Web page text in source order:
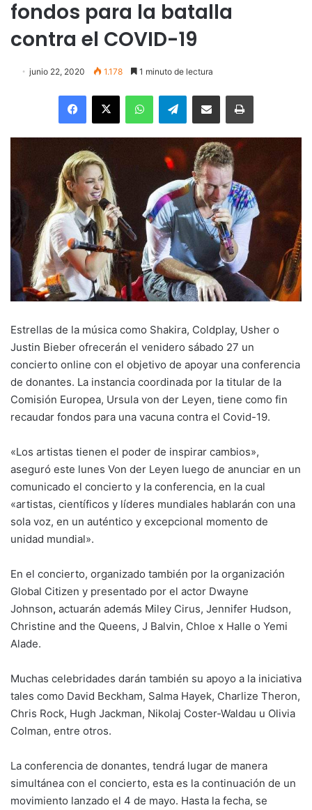
fondos para la batalla
contra el COVID-19
junio 22, 2020 1.178 1 minuto de lectura
Facebook
X WhatsAppTelegramEnviar vía email Imprimir
Estrellas de la música como Shakira, Coldplay, Usher o
Justin Bieber ofrecerán el venidero sábado 27 un
concierto online con el objetivo de apoyar una conferencia
de donantes. La instancia coordinada por la titular de la
Comisión Europea, Ursula von der Leyen, tiene como fin
recaudar fondos para una vacuna contra el Covid-19.
«Los artistas tienen el poder de inspirar cambios»,
aseguró este lunes Von der Leyen luego de anunciar en un
comunicado el concierto y la conferencia, en la cual
«artistas, científicos y líderes mundiales hablarán con una
sola voz, en un auténtico y excepcional momento de
unidad mundial».
En el concierto, organizado también por la organización
Global Citizen y presentado por el actor Dwayne
Johnson, actuarán además Miley Cirus, Jennifer Hudson,
Christine and the Queens, J Balvin, Chloe x Halle o Yemi
Alade.
Muchas celebridades darán también su apoyo a la iniciativa
tales como David Beckham, Salma Hayek, Charlize Theron,
Chris Rock, Hugh Jackman, Nikolaj Coster-Waldau u Olivia
Colman, entre otros.
La conferencia de donantes, tendrá lugar de manera
simultánea con el concierto, esta es la continuación de un
movimiento lanzado el 4 de mayo. Hasta la fecha, se